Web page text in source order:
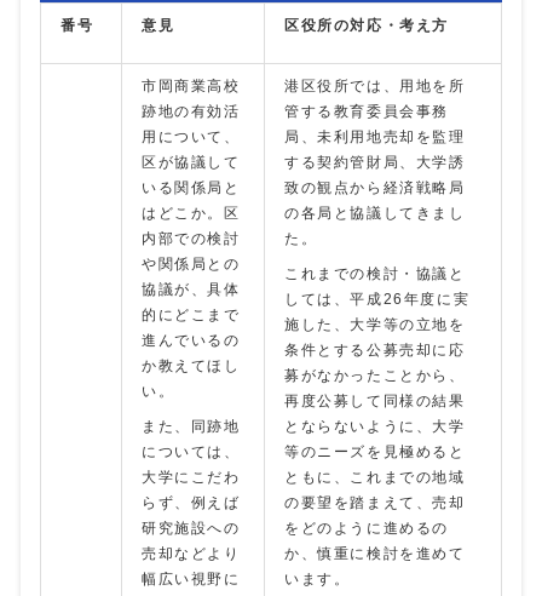
番号 意見 区役所の対応・考え方
市岡商業高校
跡地の有効活
用について、
区が協議して
いる関係局と
はどこか。区
内部での検討
や関係局との
協議が、具体
的にどこまで
進んでいるの
か教えてほし
い。
また、同跡地
については、
大学にこだわ
らず、例えば
研究施設への
売却などより
幅広い視野に
港区役所では、用地を所
管する教育委員会事務
局、未利用地売却を監理
する契約管財局、大学誘
致の観点から経済戦略局
の各局と協議してきまし
た。
これまでの検討・協議と
しては、平成26年度に実
施した、大学等の立地を
条件とする公募売却に応
募がなかったことから、
再度公募して同様の結果
とならないように、大学
等のニーズを見極めると
ともに、これまでの地域
の要望を踏まえて、売却
をどのように進めるの
か、慎重に検討を進めて
います。